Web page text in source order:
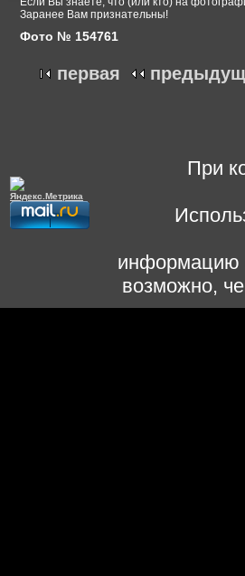
Заранее Вам признательны!
Фото № 154761
первая
При
информацию
возможно,